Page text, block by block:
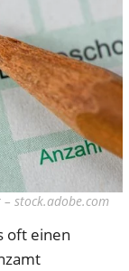
stock.adobe.com
oft einen